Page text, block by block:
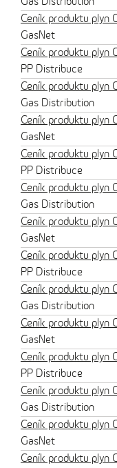
Ceník produktu plyn
GasNet
Ceník produktu plyn
PP Distribuce
Ceník produktu plyn
Gas Distribution
Ceník produktu plyn
GasNet
Ceník produktu plyn
PP Distribuce
Ceník produktu plyn
Gas Distribution
Ceník produktu plyn
GasNet
Ceník produktu plyn
PP Distribuce
Ceník produktu plyn
Gas Distribution
Ceník produktu plyn
GasNet
Ceník produktu plyn
PP Distribuce
Ceník produktu plyn
Gas Distribution
Ceník produktu plyn
GasNet
Ceník produktu plyn